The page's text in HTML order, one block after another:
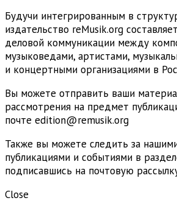
Будучи интегрированным в
издательство reMusik.org
деловой коммуникации между
музыковедами, артистами,
и концертными организациями в
Вы можете отправить ваши
рассмотрения на предмет
почте edition@remusik.org
Также вы можете следить за
публикациями и событиями в
подписавшись на почтовую
Close